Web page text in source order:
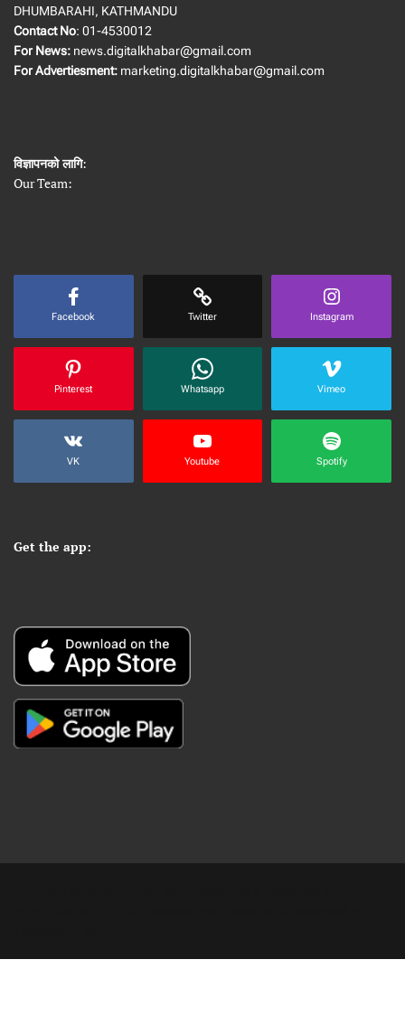
DHUMBARAHI, KATHMANDU
Contact No: 01-4530012
For News: news.digitalkhabar@gmail.com
For Advertiesment: marketing.digitalkhabar@gmail.com
विज्ञापनको लागि:
Our Team:
Facebook Twitter Instagram
Pinterest Whatsapp Vimeo
VK Youtube Spotify
Get the app: